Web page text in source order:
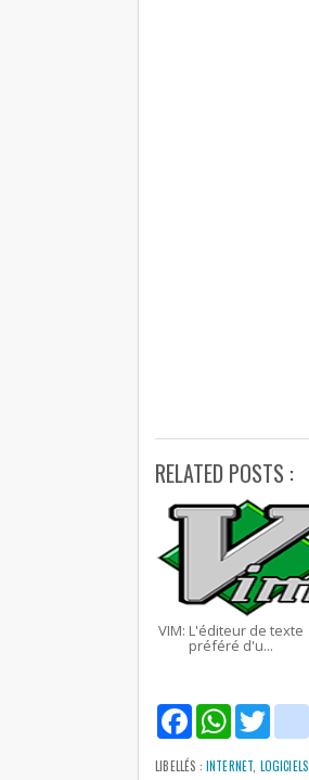
RELATED POSTS :
VIM: L'éditeur de texte
préféré d'u...
F
a
c
e
W
h
a
t
T
t
LIBELLÉS : INTERNET, LOGICIELS